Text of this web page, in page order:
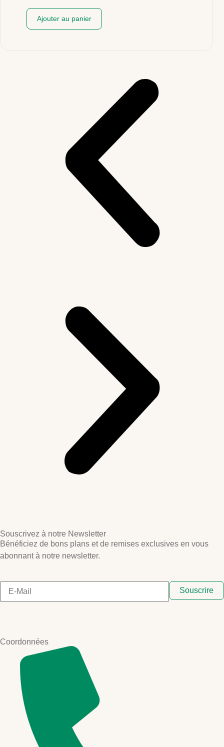
Ajouter au panier
Souscrivez à notre Newsletter
Bénéficiez de bons plans et de remises exclusives en vous
abonnant à notre newsletter.
Souscrire
Coordonnées